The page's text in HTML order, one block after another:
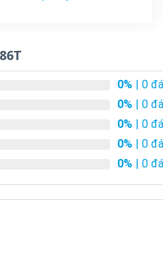
0% | 0
0% | 0
0% | 0
0% | 0
0% | 0